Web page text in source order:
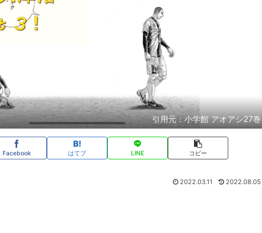
引用元：小学館 アオアシ27巻
Facebook はてブ LINE コピー
2022.03.11 2022.08.05